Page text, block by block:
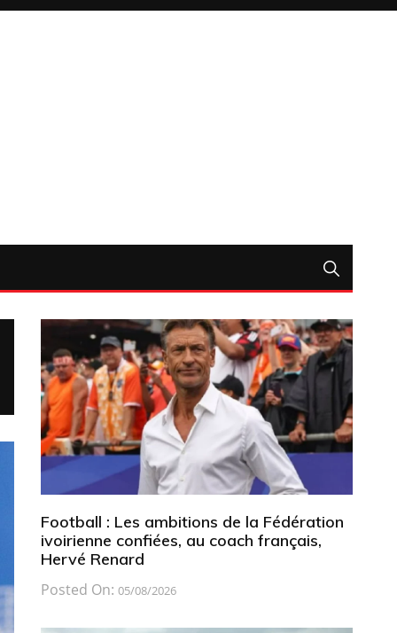
Football : Les ambitions de la Fédération
ivoirienne confiées, au coach français,
Hervé Renard
Posted On: 05/08/2026